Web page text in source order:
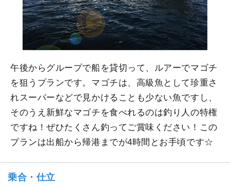
午後からグループで船を貸切って、ルアーでマゴチ
を狙うプランです。マゴチは、高級魚として珍重さ
れスーパーなどで見かけることも少ない魚ですし、
そのうえ新鮮なマゴチを食べれるのは釣り人の特権
ですね！ぜひたくさん釣ってご賞味ください！この
プランは出船から帰港までが4時間とお手頃です☆
乗合・仕立